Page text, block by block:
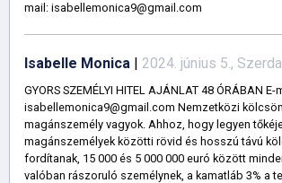
mail: isabellemonica9@gmail.com
Isabelle Monica | 2024. június 5.,
GYORS SZEMÉLYI HITEL AJÁNLAT 48 ÓRÁBAN E-
isabellemonica9@gmail.com Nemzetközi
magánszemély vagyok. Ahhoz, hogy legyen
magánszemélyek közötti rövid és hosszú távú
fordítanak, 15 000 és 5 000 000 euró között
valóban rászoruló személynek, a kamatláb 3% a